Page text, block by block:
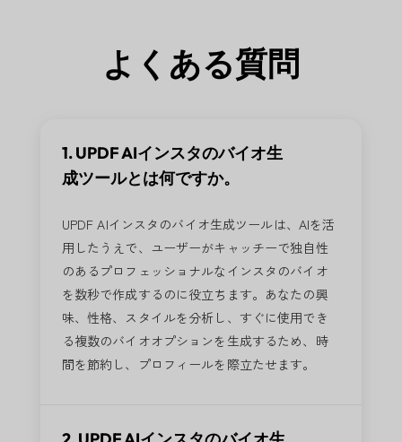
よくある質問
1. UPDF AIインスタのバイオ生
成ツールとは何ですか。
UPDF AIインスタのバイオ生成ツールは、AIを活
用したうえで、ユーザーがキャッチーで独自性
のあるプロフェッショナルなインスタのバイオ
を数秒で作成するのに役立ちます。あなたの興
味、性格、スタイルを分析し、すぐに使用でき
る複数のバイオオプションを生成するため、時
間を節約し、プロフィールを際立たせます。